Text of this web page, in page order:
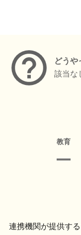
どうや
該当な
教育
連携機関が提供する